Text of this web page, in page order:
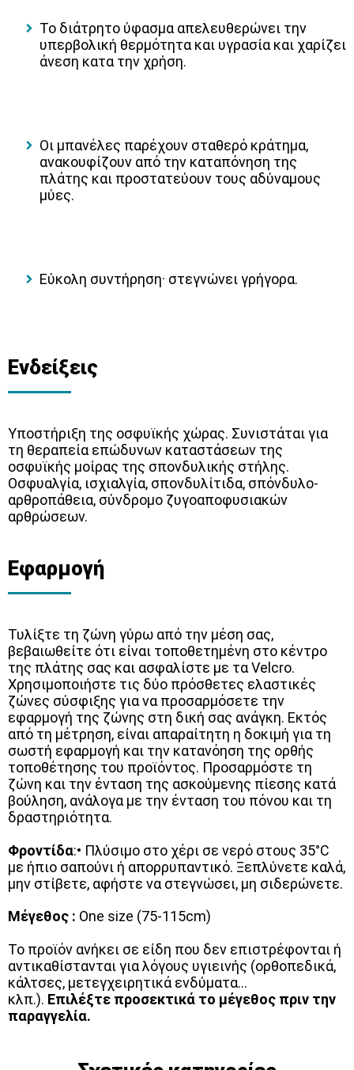
Το διάτρητο ύφασμα απελευθερώνει την
υπερβολική θερμότητα και υγρασία και χαρίζει
άνεση κατα την χρήση.
Οι μπανέλες παρέχουν σταθερό κράτημα,
ανακουφίζουν από την καταπόνηση της
πλάτης και προστατεύουν τους αδύναμους
μύες.
Εύκολη συντήρηση· στεγνώνει γρήγορα.
Ενδείξεις
Υποστήριξη της οσφυϊκής χώρας. Συνιστάται για
τη θεραπεία επώδυνων καταστάσεων της
οσφυϊκής μοίρας της σπονδυλικής στήλης.
Οσφυαλγία, ισχιαλγία, σπονδυλίτιδα, σπόνδυλο-
αρθροπάθεια, σύνδρομο ζυγοαποφυσιακών
αρθρώσεων.
Εφαρμογή
Τυλίξτε τη ζώνη γύρω από την μέση σας,
βεβαιωθείτε ότι είναι τοποθετημένη στο κέντρο
της πλάτης σας και ασφαλίστε με τα Velcro.
Χρησιμοποιήστε τις δύο πρόσθετες ελαστικές
ζώνες σύσφιξης για να προσαρμόσετε την
εφαρμογή της ζώνης στη δική σας ανάγκη. Εκτός
από τη μέτρηση, είναι απαραίτητη η δοκιμή για τη
σωστή εφαρμογή και την κατανόηση της ορθής
τοποθέτησης του προϊόντος. Προσαρμόστε τη
ζώνη και την ένταση της ασκούμενης πίεσης κατά
βούληση, ανάλογα με την ένταση του πόνου και τη
δραστηριότητα.
Φροντίδα:• Πλύσιμο στο χέρι σε νερό στους 35°C
με ήπιο σαπούνι ή απορρυπαντικό. Ξεπλύνετε καλά,
μην στίβετε, αφήστε να στεγνώσει, μη σιδερώνετε.
Μέγεθος : One size (75-115cm)
Το προϊόν ανήκει σε είδη που δεν επιστρέφονται ή
αντικαθίστανται για λόγους υγιεινής (ορθοπεδικά,
κάλτσες, μετεγχειρητικά ενδύματα...
κλπ.). Επιλέξτε προσεκτικά το μέγεθος πριν την
παραγγελία.